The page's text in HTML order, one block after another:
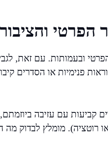
ובעמותות. עם זאת,
פנימיות או הסדרים
קביעות עם עזיבה
רוטציה). מומלץ לבדוק מה